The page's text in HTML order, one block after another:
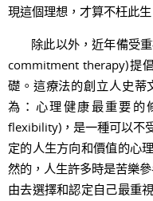
現這個理想，才算不枉此生
除此以外，近年備受重
commitment therapy)提
礎。這療法的創立人史蒂
為：心理健康最重要的
flexibility)，是一種可以不
定的人生方向和價值的心
然的，人生許多時是苦樂
由去選擇和認定自己最重